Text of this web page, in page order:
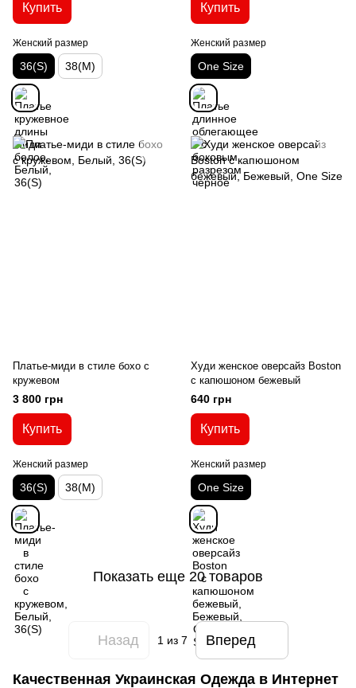
Купить
Женский размер
36(S) 38(M)
Купить
Женский размер
One Size
Платье-миди в стиле бохо с
кружевом
3 800 грн
Купить
Женский размер
36(S) 38(M)
Худи женское оверсайз Boston
с капюшоном бежевый
640 грн
Купить
Женский размер
One Size
Показать еще 20 товаров
Назад 1 из 7 Вперед
Качественная Украинская Одежда в Интернет